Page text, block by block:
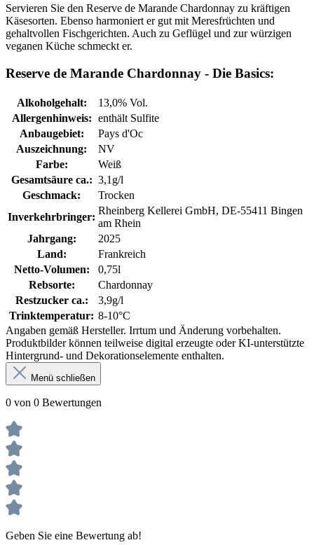
Servieren Sie den Reserve de Marande Chardonnay zu kräftigen
Käsesorten. Ebenso harmoniert er gut mit Meresfrüchten und
gehaltvollen Fischgerichten. Auch zu Geflügel und zur würzigen
veganen Küche schmeckt er.
Reserve de Marande Chardonnay - Die Basics:
Alkoholgehalt:
13,0% Vol.
Allergenhinweis: enthält Sulfite
Anbaugebiet:
Pays d'Oc
Auszeichnung:
NV
Farbe:
Weiß
Gesamtsäure ca.: 3,1g/l
Geschmack:
Trocken
Inverkehrbringer:
Rheinberg Kellerei GmbH, DE-55411 Bingen
am Rhein
Jahrgang:
2025
Land:
Frankreich
Netto-Volumen:
0,75l
Rebsorte:
Chardonnay
Restzucker ca.:
3,9g/l
Trinktemperatur: 8-10°C
Angaben gemäß Hersteller. Irrtum und Änderung vorbehalten.
Produktbilder können teilweise digital erzeugte oder KI-unterstützte
Hintergrund- und Dekorationselemente enthalten.
Menü schließen
0 von 0 Bewertungen
Geben Sie eine Bewertung ab!